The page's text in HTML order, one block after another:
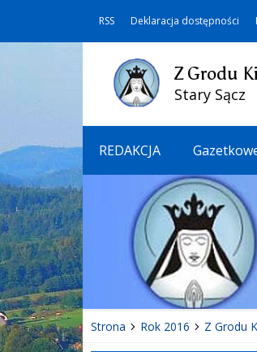
RSS Deklaracja dostępności
Z Grodu
Stary Sącz
REDAKCJA
Strona Rok 2016 Z Grodu